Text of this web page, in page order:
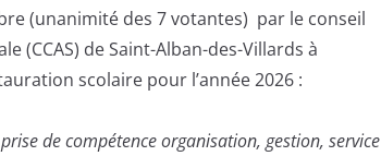
(unanimité des 7 votantes) par le conseil
(CCAS) de Saint-Alban-des-Villards à
scolaire pour l’année 2026 :
de compétence organisation, gestion, service